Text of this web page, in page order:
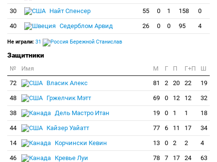
30 Найт Спенсер 55 0 1 158 0
40 Седерблом Арвид 26 0 0 95 4
Не играли: 31 Бережной Станислав
Защитники
№ Имя M Г П Г+П
Ш
72
Власик Алекс 81 2 20 22 19
48 Гржелчик Мэтт 69 0 12 12 32
38 Дель Мастро Итан 19 0 1 1 18
44 Кайзер Уайатт 77 6 11 17 34
14 Корчински Кевин 13 0 2 2 4
46 Кревье Луи 78 7 17 24 63